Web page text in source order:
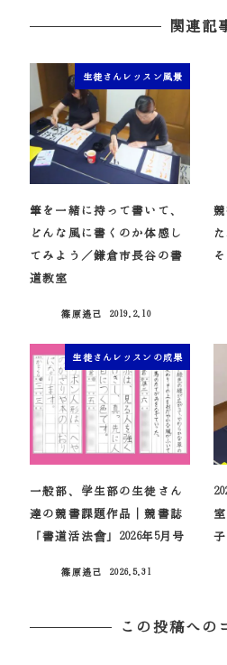
関連記
生徒さんレッスン風景
筆を一緒に持って書いて、
どんな風に書くのか体感し
てみよう／鎌倉市長谷の書
道教室
篠原遙己
2019.2.10
生徒さんレッスンの成果
一般部、学生部の生徒さん
達の競書課題作品｜競書誌
「書道活法會」2026年5月号
篠原遙己
2026.5.31
子
この投稿への